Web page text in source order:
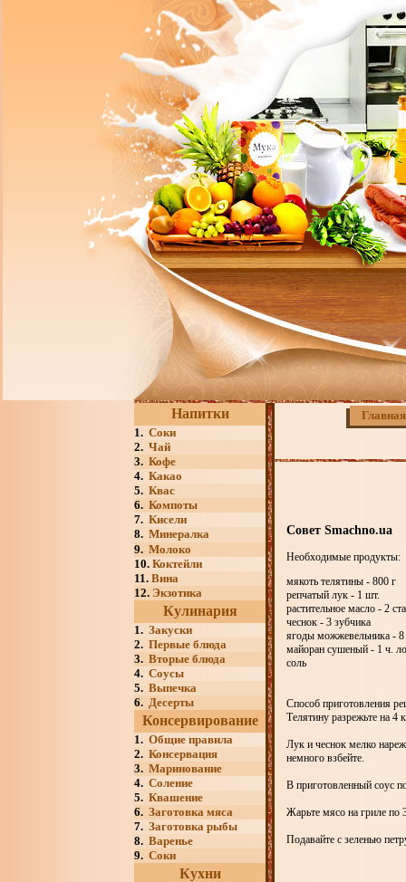
Напитки
1. Соки
2. Чай
3. Кофе
4. Какао
5. Квас
6. Компоты
7. Кисели
8. Минералка
9. Молоко
10. Коктейли
11. Вина
12. Экзотика
Кулинария
1. Закуски
2. Первые блюда
3. Вторые блюда
4. Соусы
5. Выпечка
6. Десерты
Консервирование
1. Общие правила
2. Консервация
3. Маринование
4. Соление
5. Квашение
6. Заготовка мяса
7. Заготовка рыбы
8. Варенье
9. Соки
Кухни
Главная
Совет Smachno.ua
Необходимые продукты:
мякоть телятины - 800 г
репчатый лук - 1 шт.
растительное масло - 2
чеснок - 3 зубчика
ягоды можжевельника -
майоран сушеный - 1 ч.
соль
Способ приготовления
Телятину разрежьте на 4
Лук и чеснок мелко
немного взбейте.
В приготовленный соус
Жарьте мясо на гриле
Подавайте с зеленью